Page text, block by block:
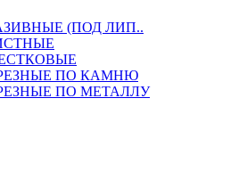
(ПОД ЛИП..
ПО КАМНЮ
ПО МЕТАЛЛУ